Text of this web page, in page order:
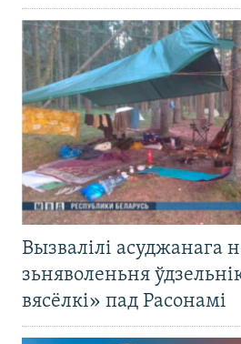
Вызвалілі асуджанага
зьняволеньня
вясёлкі» пад Расонамі